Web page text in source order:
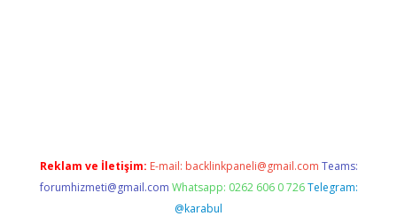
Reklam ve İletişim: E-mail: backlinkpaneli@gmail.com Teams:
forumhizmeti@gmail.com Whatsapp: 0262 606 0 726 Telegram:
@karabul